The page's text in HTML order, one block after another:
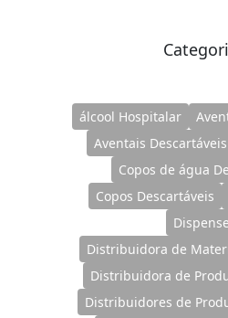
álcool Hospitalar
Aventais
Copos de água
Copos Descartáveis
Distribuidora de
Distribuidora de
Distribuidores de